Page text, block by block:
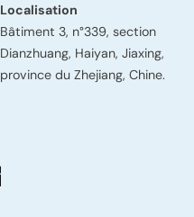
Localisation
Bâtiment 3, n°339, section
Dianzhuang, Haiyan, Jiaxing,
province du Zhejiang, Chine.